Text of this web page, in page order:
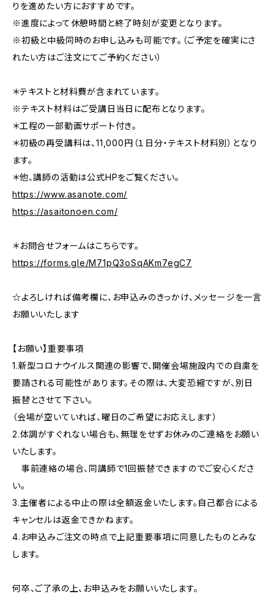
りを進めたい方におすすめです。
※進度によって休憩時間と終了時刻が変更となります。
※初級と中級同時のお申し込みも可能です。（ご予定を確実にさ
れたい方はご注文にてご予約ください）
＊テキストと材料費が含まれています。
※テキスト材料はご受講日当日に配布となります。
＊工程の一部動画サポート付き。
＊初級の再受講料は、11,000円（１日分・テキスト材料別）となり
ます。
＊他、講師の活動は公式HPをご覧ください。
https://www.asanote.com/
https://asaitonoen.com/
＊お問合せフォームはこちらです。
https://forms.gle/M71pQ3oSqAKm7egC7
☆よろしければ備考欄に、お申込みのきっかけ、メッセージを一言
お願いいたします
【お願い】重要事項
1.新型コロナウイルス関連の影響で、開催会場施設内での自粛を
要請される可能性があります。その際は、大変恐縮ですが、別日
振替とさせて下さい。
（会場が空いていれば、曜日のご希望にお応えします）
2.体調がすぐれない場合も、無理をせずお休みのご連絡をお願い
いたします。
事前連絡の場合、同講師で1回振替できますのでご安心くださ
い。
3.主催者による中止の際は全額返金いたします。自己都合による
キャンセルは返金できかねます。
4.お申込みご注文の時点で上記重要事項に同意したものとみな
します。
何卒、ご了承の上、お申込みをお願いいたします。